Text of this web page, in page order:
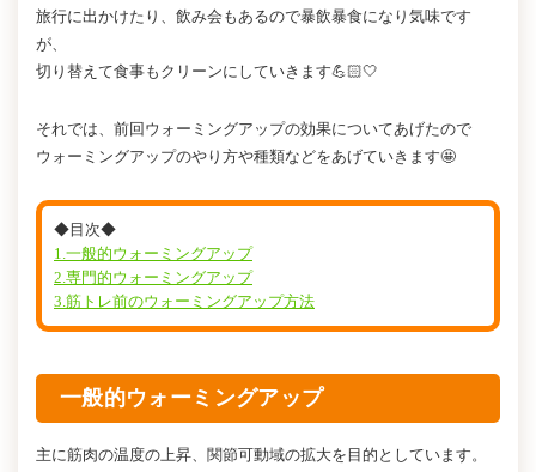
旅行に出かけたり、飲み会もあるので暴飲暴食になり気味です
が、
切り替えて食事もクリーンにしていきます💪🏻🤍
それでは、前回ウォーミングアップの効果についてあげたので
ウォーミングアップのやり方や種類などをあげていきます🤩
◆目次◆
1.一般的ウォーミングアップ
2.専門的ウォーミングアップ
3.筋トレ前のウォーミングアップ方法
一般的ウォーミングアップ
主に筋肉の温度の上昇、関節可動域の拡大を目的としています。